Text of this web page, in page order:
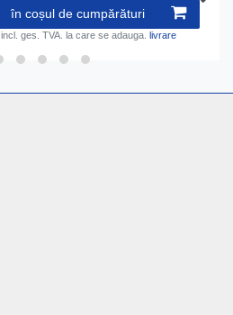
în coșul de cumpărături
incl. ges. TVA. la care se adauga. livrare